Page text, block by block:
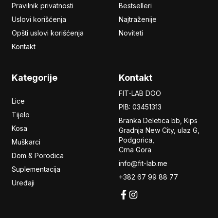
Pravilnik privatnosti
Uslovi korišćenja
Opšti uslovi korišćenja
Kontakt
Bestselleri
Najtraženije
Noviteti
Kategorije
Lice
Tijelo
Kosa
Muškarci
Dom & Porodica
Suplementacija
Uređaji
Kontakt
FIT-LAB DOO
PIB: 03451313
Branka Deletica bb, Kips
Gradnja New City, ulaz G,
Podgorica,
Crna Gora
info@fit-lab.me
+382 67 99 88 77